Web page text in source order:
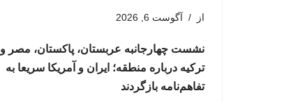
از آگوست 6, 2026
نشست چهارجانبه عربستان، پاکستان، مصر و
ترکیه درباره منطقه؛ ایران و آمریکا سریعا به
تفاهم‌نامه بازگردند